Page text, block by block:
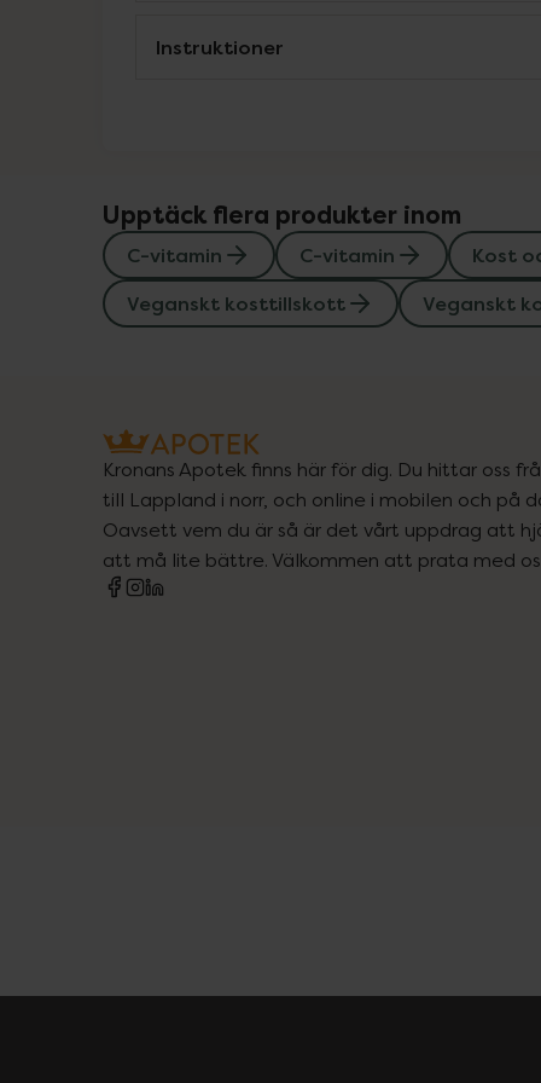
Instruktioner
Upptäck flera produkter inom
C-vitamin C-vitamin Kost
Veganskt kosttillskott
Veganskt
Kronans Apotek finns här för dig. Du hittar oss
till Lappland i norr, och online i mobilen och på
Oavsett vem du är så är det vårt uppdrag att
att må lite bättre. Välkommen att prata med